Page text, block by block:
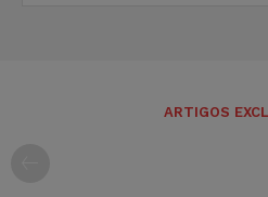
ARTIGOS